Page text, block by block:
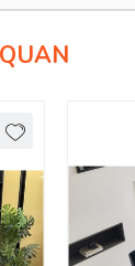
hàng tại
Phòng
nội thất quan
da thật tại
khi sử dụng, đa